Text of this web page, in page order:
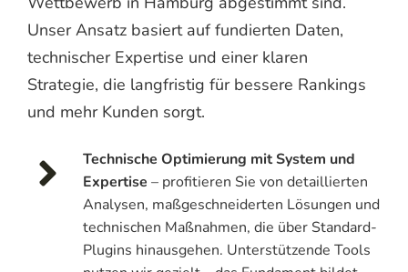
Unser Ansatz basiert auf fundierten Daten,
technischer Expertise und einer klaren
Strategie, die langfristig für bessere Rankings
und mehr Kunden sorgt.
Technische Optimierung mit System und
Expertise – profitieren Sie von detaillierten
Analysen, maßgeschneiderten Lösungen und
technischen Maßnahmen, die über Standard-
Plugins hinausgehen. Unterstützende Tools